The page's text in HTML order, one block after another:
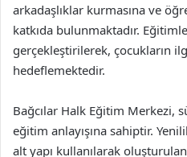
arkadaşlıklar kurmasına ve
katkıda bulunmaktadır.
gerçekleştirilerek, çocukların
hedeflemektedir.
Bağcılar Halk Eğitim Merkezi,
eğitim anlayışına sahiptir.
alt yapı kullanılarak